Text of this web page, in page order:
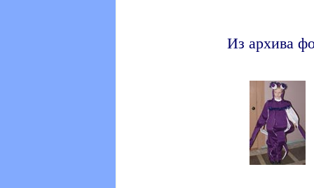
Из архива